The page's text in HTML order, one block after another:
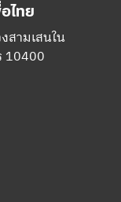
ไทย
สามเสนใน
10400